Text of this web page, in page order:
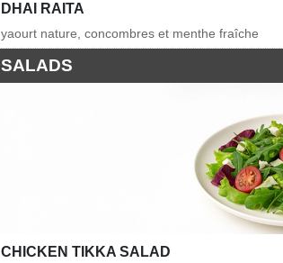
DHAI RAITA
yaourt nature, concombres et menthe fraîche
SALADS
CHICKEN TIKKA SALAD